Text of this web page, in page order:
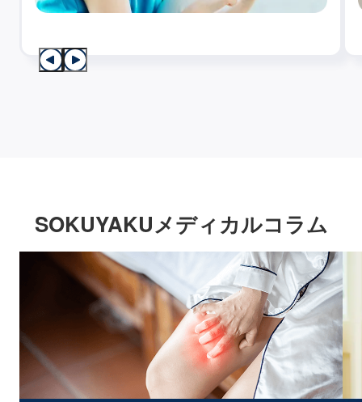
SOKUYAKUメディカルコラム